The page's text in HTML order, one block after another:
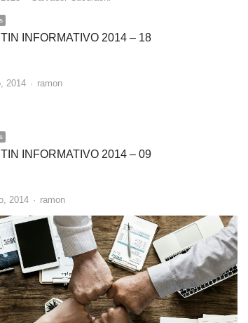
INFORMATIVO 2014 – 18
2014 Author
ramon
INFORMATIVO 2014 – 09
2014 Author
ramon